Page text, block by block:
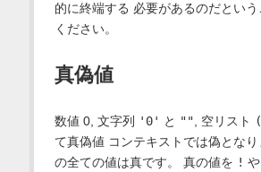
的に終端する 必要があるのだとい
ください。
真偽値
数値 0, 文字列 '0' と "", 空リスト
て真偽値 コンテキストでは偽とな
の全ての値は真です。 真の値を ! や